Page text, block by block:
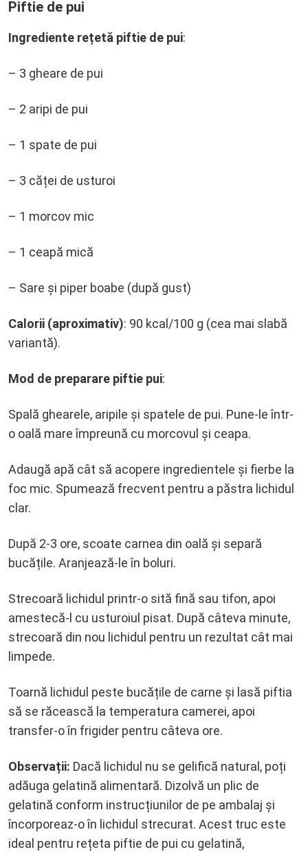
Piftie de pui
Ingrediente rețetă piftie de pui:
– 3 gheare de pui
– 2 aripi de pui
– 1 spate de pui
– 3 căței de usturoi
– 1 morcov mic
– 1 ceapă mică
– Sare și piper boabe (după gust)
Calorii (aproximativ): 90 kcal/100 g (cea mai slabă
variantă).
Mod de preparare piftie pui:
Spală ghearele, aripile și spatele de pui. Pune-le într-
o oală mare împreună cu morcovul și ceapa.
Adaugă apă cât să acopere ingredientele și fierbe la
foc mic. Spumează frecvent pentru a păstra lichidul
clar.
După 2-3 ore, scoate carnea din oală și separă
bucățile. Aranjează-le în boluri.
Strecoară lichidul printr-o sită fină sau tifon, apoi
amestecă-l cu usturoiul pisat. După câteva minute,
strecoară din nou lichidul pentru un rezultat cât mai
limpede.
Toarnă lichidul peste bucățile de carne și lasă piftia
să se răcească la temperatura camerei, apoi
transfer-o în frigider pentru câteva ore.
Observații: Dacă lichidul nu se gelifică natural, poți
adăuga gelatină alimentară. Dizolvă un plic de
gelatină conform instrucțiunilor de pe ambalaj și
încorporeaz-o în lichidul strecurat. Acest truc este
ideal pentru rețeta piftie de pui cu gelatină,